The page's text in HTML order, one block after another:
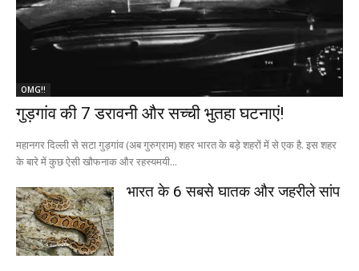
OMG!!
गुड़गांव की 7 डरावनी और सच्ची भुतहा घटनाएं!
महानगर दिल्ली से सटा गुड़गांव (अब गुरुग्राम) शहर भारत के बड़े शहरों में से एक है. इस शहर
के बारे में कुछ ऐसी खौफनाक और रहस्यमयी...
भारत के 6 सबसे घातक और जहरीले सांप